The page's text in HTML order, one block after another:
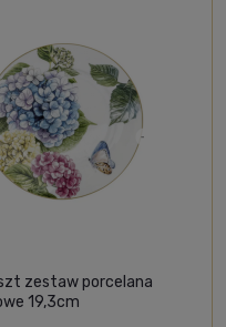
zestaw porcelana
19,3cm